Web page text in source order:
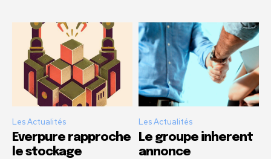
Les Actualités
Everpure rapproche
le stockage
Les Actualités
Le groupe inherent
annonce